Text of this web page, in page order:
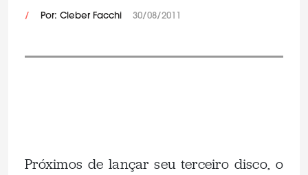
/ Por: Cleber Facchi 30/08/2011
Próximos de lançar seu terceiro disco, o